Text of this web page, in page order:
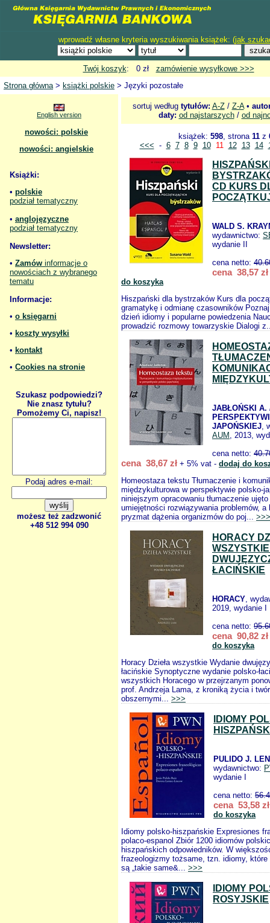
wprowadź własne kryteria wyszukiwania książek: (jak
Twój koszyk: 0 zł zamówienie wysyłkowe >>>
Strona główna> książki polskie > Języki pozostałe
English version
nowości: polskie
nowości: angielskie
Książki:
• polskie
podział tematyczny
• anglojęzyczne
podział tematyczny
Newsletter:
• Zamów informacje o
nowościach z wybranego
tematu
Informacje:
• o księgarni
• koszty wysyłki
• kontakt
• Cookies na stronie
Szukasz podpowiedzi?
Nie znasz tytułu?
Pomożemy Ci, napisz!
Podaj adres e-mail:
możesz też zadzwonić
+48 512 994 090
sortuj według tytułów: A-Z/ Z-A•
daty: od najstarszych/ od
książek: 598, strona 11 z
<<< - 6 7 8 9 10 11 12 13 14
CD KURS
WALD S.
wydawnictwo:
wydanie II
cena netto:
cena 38,57 zł
do koszyka
Hiszpański dla bystrzaków Kurs dla
gramatykę i odmianę czasowników
dzień idiomy i popularne powiedzenia
prowadzić rozmowy towarzyskie Dialogi
JABŁOŃSKI A.
JAPOŃSKIEJ,
AUM , 2013,
cena netto:
cena 38,67 zł + 5% vat - dodaj do
Homeostaza tekstu Tłumaczenie i
międzykulturowa w perspektywie polsko-
niniejszym opracowaniu tłumaczenie
umiejętności rozwiązywania problemów, a
pryzmat dążenia organizmów do poj... >>>
HORACY
ŁACIŃSKIE
HORACY,
2019, wydanie I
cena netto:
cena 90,82 zł
do koszyka
Horacy Dzieła wszystkie Wydanie
łacińskie Synoptyczne wydanie polsko-
wszystkich Horacego w przejrzanym
prof. Andrzeja Lama, z kroniką życia i
obszernymi... >>>
IDIOMY
PULIDO J.
wydawnictwo:
wydanie I
cena netto:
cena 53,58 zł
do koszyka
Idiomy polsko-hiszpańskie Expresiones
polaco-espanol Zbiór 1200 idiomów
hiszpańskich odpowiedników. W
frazeologizmy tożsame, tzn. idiomy,
są „takie same&... >>>
IDIOMY
ROSYJSKIE